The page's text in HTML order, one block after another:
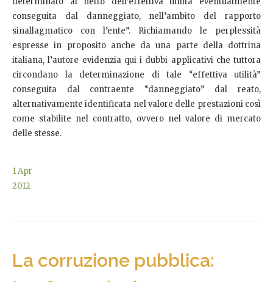
conseguita dal danneggiato, nell’ambito del rapporto
sinallagmatico con l’ente”. Richiamando le perplessità
espresse in proposito anche da una parte della dottrina
italiana, l’autore evidenzia qui i dubbi applicativi che tuttora
circondano la determinazione di tale “effettiva utilità”
conseguita dal contraente “danneggiato” dal reato,
alternativamente identificata nel valore delle prestazioni così
come stabilite nel contratto, ovvero nel valore di mercato
delle stesse.
1Apr
2012
La corruzione pubblica: